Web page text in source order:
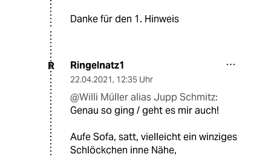
Danke für den 1. Hinweis
R Ringelnatz1
22.04.2021, 12:35 Uhr
@Willi Müller alias Jupp Schmitz:
Genau so ging / geht es mir auch!
Aufe Sofa, satt, vielleicht ein winziges
Schlöckchen inne Nähe,